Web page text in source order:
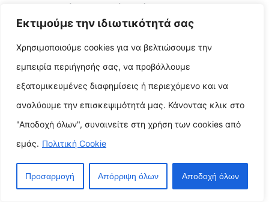
Εκτιμούμε την ιδιωτικότητά σας
Χρησιμοποιούμε cookies για να βελτιώσουμε την
εμπειρία περιήγησής σας, να προβάλλουμε
εξατομικευμένες διαφημίσεις ή περιεχόμενο και να
αναλύουμε την επισκεψιμότητά μας. Κάνοντας κλικ στο
"Αποδοχή όλων", συναινείτε στη χρήση των cookies από
εμάς. Πολιτική Cookie
Προσαρμογή Απόρριψη όλων Αποδοχή όλων
Ακολουθούν μερικές κόλπα για
παραδεχτείτε ακολουθήσετε το DGA με το
παιδί σας:
Κάντε υγιεινές τροφές διαθέσιμες στο μωρό σας.
ολικής αλέσεως κοντά σε σας και κάντε τα φάση των
τακτικών γευμάτων και σνακ του παιδιού σας.
Αφήστε το παιδί σας παραδεχτείτε σας βοηθήσει
απότιση τιμής σε ετοιμασία των γευμάτων. Αυτό θα
παραδεχτείτε τους βοηθήσει παραδεχτείτε μάθουν για
υγιεινά γεύματα και ο τρόπος παραδεχτείτε τα